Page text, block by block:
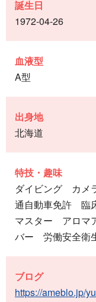
誕生日
1972-04-26
血液型
A型
出身地
北海道
特技・趣味
ダイビング カ
通自動車免許 臨
マスター アロマ
バー 労働安全衛
ブログ
https://ameblo.jp/